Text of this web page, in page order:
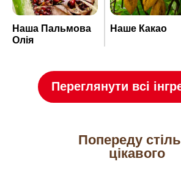
Наша Пальмова
Олія
Наше Какао
Переглянути всі
Попереду
цікавого